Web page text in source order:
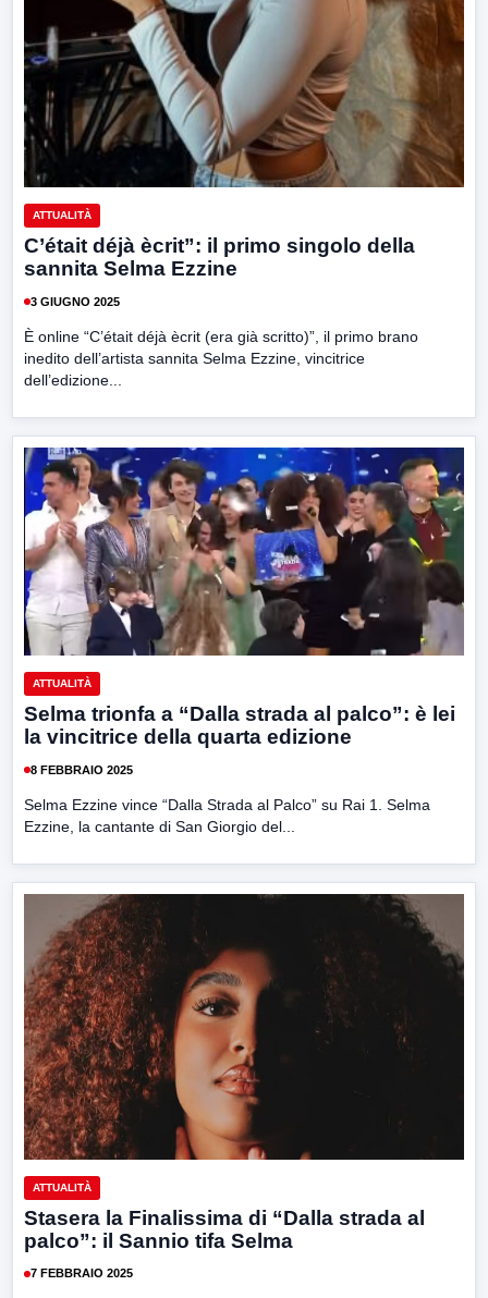
ATTUALITÀ
C’était déjà ècrit”: il primo singolo della
sannita Selma Ezzine
3 GIUGNO 2025
È online “C’était déjà ècrit (era già scritto)”, il primo brano
inedito dell’artista sannita Selma Ezzine, vincitrice
dell’edizione...
ATTUALITÀ
Selma trionfa a “Dalla strada al palco”: è lei
la vincitrice della quarta edizione
8 FEBBRAIO 2025
Selma Ezzine vince “Dalla Strada al Palco” su Rai 1. Selma
Ezzine, la cantante di San Giorgio del...
ATTUALITÀ
Stasera la Finalissima di “Dalla strada al
palco”: il Sannio tifa Selma
7 FEBBRAIO 2025